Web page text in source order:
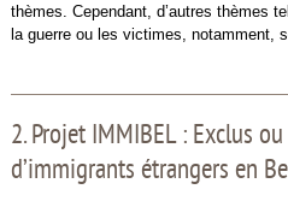
thèmes. Cependant, d’autres thèmes
la guerre ou les victimes, notamment,
2. Projet IMMIBEL : Exclus
d’immigrants étrangers en